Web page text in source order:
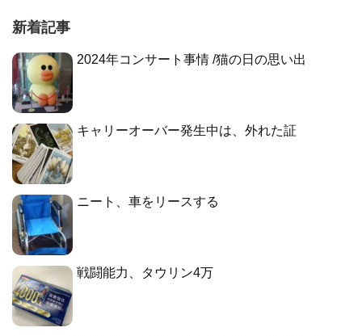
新着記事
2024年コンサート事情 /猫の日の思い出
キャリーオーバー発生中は、外れた証
ニート、車をリースする
戦闘能力、タウリン4万